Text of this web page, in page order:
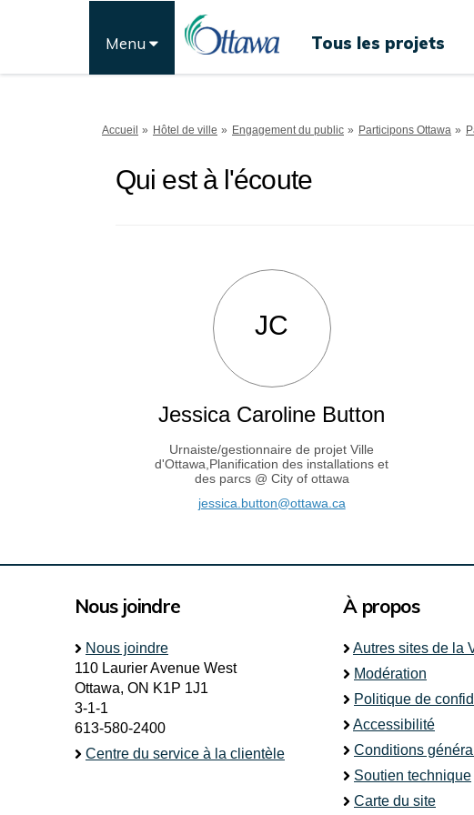
Menu Tous les projets
Vous êtes ici:
Accueil Hôtel de ville Engagement du public Participons Ottawa
Qui est à l'écoute
JC
Jessica Caroline Button
Urnaiste/gestionnaire de projet Ville
d'Ottawa,Planification des installations et
des parcs @ City of ottawa
jessica.button@ottawa.ca(Liens externes)
Nous joindre
Nous joindre
110 Laurier Avenue West
Ottawa, ON K1P 1J1
3-1-1
613-580-2400
Centre du service à la clientèle
À propos
Autres sites de la
Modération
Politique de
Accessibilité
Conditions
Soutien technique
Carte du site